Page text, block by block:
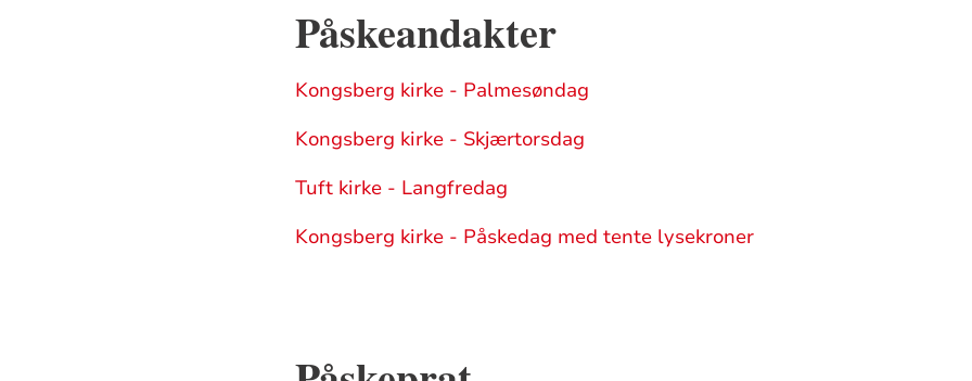
Påskeandakter
Kongsberg kirke - Palmesøndag
Kongsberg kirke - Skjærtorsdag
Tuft kirke - Langfredag
Kongsberg kirke - Påskedag med tente lysekroner